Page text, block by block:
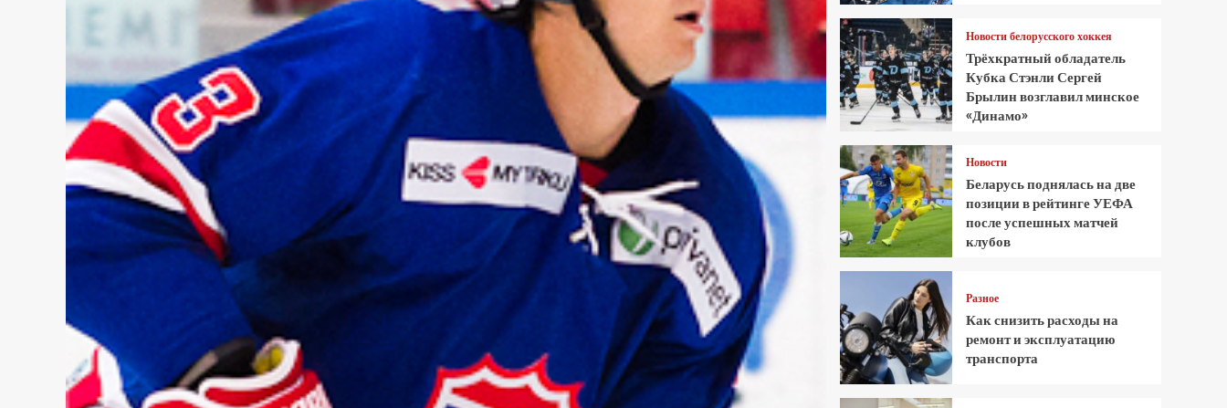
Новости белорусского хоккея
Трёхкратный обладатель
Кубка Стэнли Сергей
Брылин возглавил минское
«Динамо»
Новости
Беларусь поднялась на две
позиции в рейтинге УЕФА
после успешных матчей
клубов
Разное
Как снизить расходы на
ремонт и эксплуатацию
транспорта